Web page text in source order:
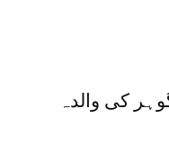
کی والدہ